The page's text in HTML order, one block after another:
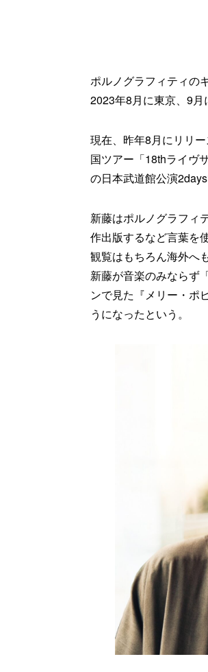
ポルノグラフィティの
2023年8月に東京、9月
現在、昨年8月にリリ
国ツアー「18thライヴ
の日本武道館公演
新藤はポルノグラフィ
作出版するなど言葉を
観覧はもちろん海外へ
新藤が音楽のみならず
ンで見た『メリー・ポ
うになったという。